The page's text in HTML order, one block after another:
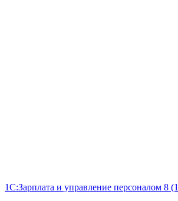
1С:Зарплата и управление персоналом 8